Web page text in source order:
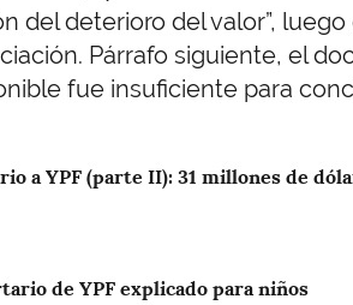
del deterioro del valor”,
Párrafo siguiente, el
fue insuficiente para
a YPF (parte II): 31 millones de
de YPF explicado para niños